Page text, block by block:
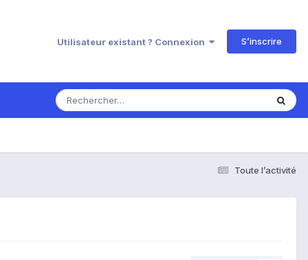
Utilisateur existant ? Connexion S’inscrire
Toute l’activité